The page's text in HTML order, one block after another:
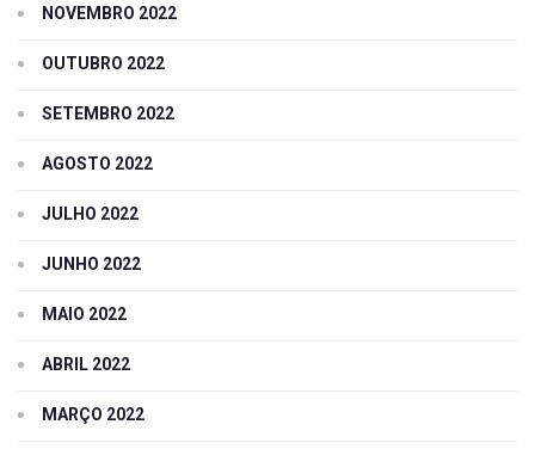
NOVEMBRO 2022
OUTUBRO 2022
SETEMBRO 2022
AGOSTO 2022
JULHO 2022
JUNHO 2022
MAIO 2022
ABRIL 2022
MARÇO 2022